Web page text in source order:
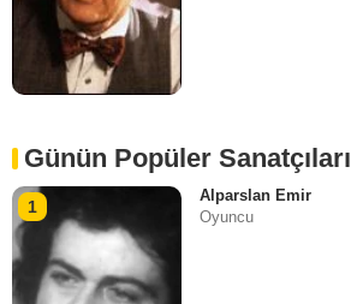
Günün Popüler Sanatçıları
1
Alparslan Emir
Oyuncu